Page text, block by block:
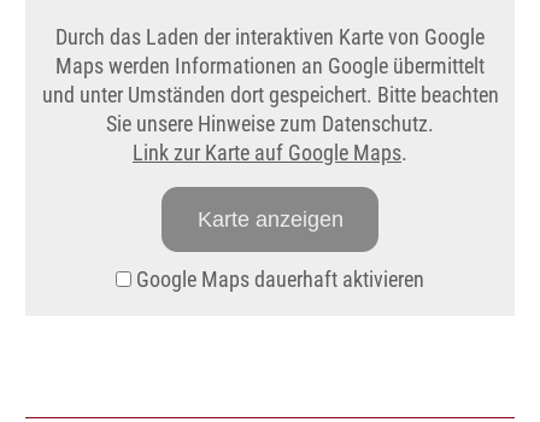
Durch das Laden der interaktiven Karte von Google
Maps werden Informationen an Google übermittelt
und unter Umständen dort gespeichert. Bitte beachten
Sie unsere Hinweise zum Datenschutz.
Link zur Karte auf Google Maps.
Karte anzeigen
Google Maps dauerhaft aktivieren